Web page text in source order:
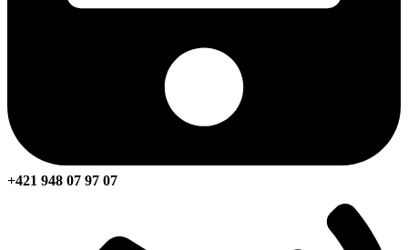
+421 948 07 97 07